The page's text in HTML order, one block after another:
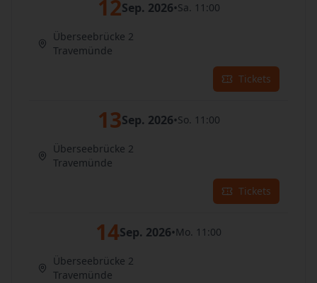
12Sep. 2026•Sa. 11:00
Überseebrücke 2
Travemünde
Tickets
13Sep. 2026•So. 11:00
Überseebrücke 2
Travemünde
Tickets
14Sep. 2026•Mo. 11:00
Überseebrücke 2
Travemünde